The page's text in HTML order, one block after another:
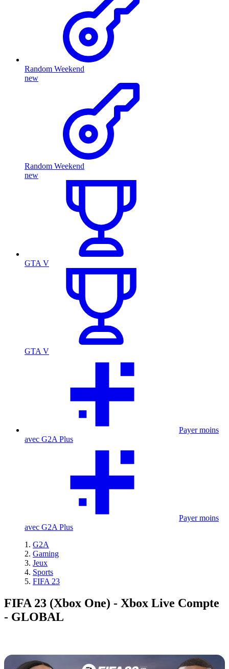
Random Weekend
new
Random Weekend
new
GTA V
GTA V
Payer moins
avec G2A Plus
Payer moins
avec G2A Plus
G2A
Gaming
Jeux
Sports
FIFA 23
FIFA 23 (Xbox One) - Xbox Live Compte
- GLOBAL